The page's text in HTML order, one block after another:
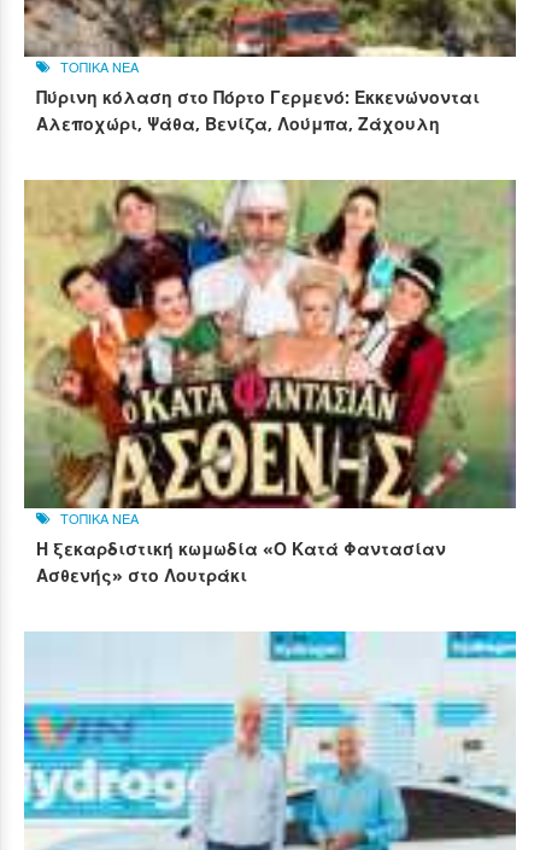
ΤΟΠΙΚΑ ΝΕΑ
Πύρινη κόλαση στο Πόρτο Γερμενό: Εκκενώνονται
Αλεποχώρι, Ψάθα, Βενίζα, Λούμπα, Ζάχουλη
ΤΟΠΙΚΑ ΝΕΑ
Η ξεκαρδιστική κωμωδία «Ο Κατά Φαντασίαν
Ασθενής» στο Λουτράκι